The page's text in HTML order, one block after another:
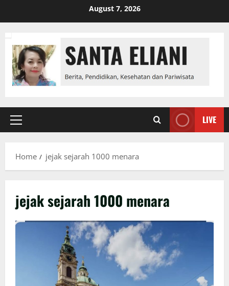
August 7, 2026
Primary
LIVE
Home jejak sejarah 1000 menara
jejak sejarah 1000 menara